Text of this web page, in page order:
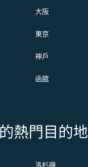
大阪
東京
神戶
函館
熱門目的地
洛杉磯